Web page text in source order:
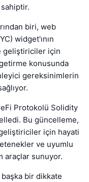
biri, web
widget'ının
geliştiriciler için
konusunda
gereksinimlerin
Protokolü Solidity
Bu güncelleme,
için hayati
ve uyumlu
araçlar sunuyor.
başka bir dikkate